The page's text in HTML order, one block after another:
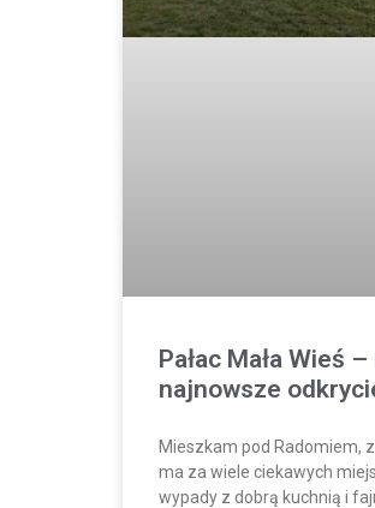
Pałac Mała Wieś
najnowsze
Mieszkam pod Radomiem,
ma za wiele ciekawych
wypady z dobrą kuchnią i